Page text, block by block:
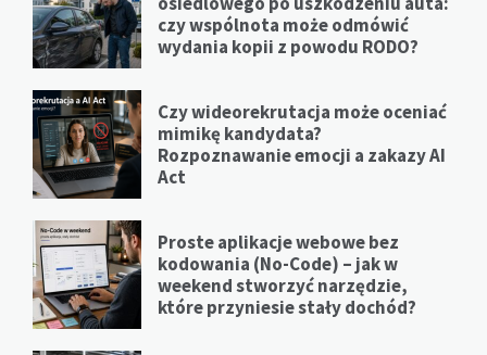
czy wspólnota może odmówić
wydania kopii z powodu RODO?
Czy wideorekrutacja może oceniać
mimikę kandydata?
Rozpoznawanie emocji a zakazy AI
Act
Proste aplikacje webowe bez
kodowania (No-Code) – jak w
weekend stworzyć narzędzie,
które przyniesie stały dochód?